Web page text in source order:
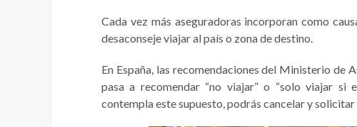
Cada vez más aseguradoras incorporan como
desaconseje viajar al país o zona de destino.
En España, las recomendaciones del Ministerio de
pasa a recomendar “no viajar” o “solo viajar si
contempla este supuesto, podrás cancelar y